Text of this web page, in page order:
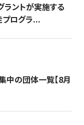
ラントが実施する
プログラ...
の団体一覧【8月